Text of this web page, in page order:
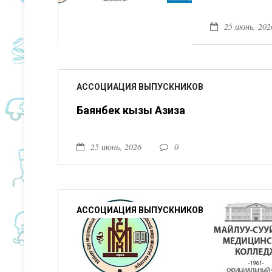
25 июнь,
АССОЦИАЦИЯ ВЫПУСКНИКОВ
Баянбек кызы Азиза
25 июнь, 2026 0
АССОЦИАЦИЯ ВЫПУСКНИКОВ